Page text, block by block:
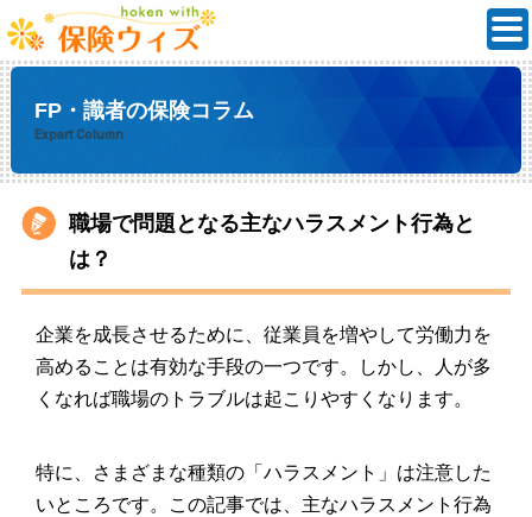
FP・識者の保険コラム
Expart Column
職場で問題となる主なハラスメント行為と
は？
企業を成長させるために、従業員を増やして労働力を
高めることは有効な手段の一つです。しかし、人が多
くなれば職場のトラブルは起こりやすくなります。
特に、さまざまな種類の「ハラスメント」は注意した
いところです。この記事では、主なハラスメント行為